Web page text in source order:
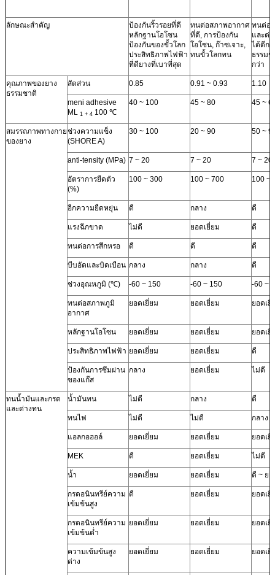
ลักษณะสำคัญ
ป้องกันริ้วรอยที่ดี
หลักฐานโอโซน
ป้องกันของขั้วโลก
ประสิทธิภาพไฟฟ้า
ที่ดียางที่เบาที่สุด
ทนต่อสภาพอากาศ
ที่ดี, การป้องกัน
โอโซน, ก๊าซเจาะ,
ทนขั้วโลกทน
ทนต่อ
และต่
ได้ดีกว่
ธรรม
กว่า
คุณภาพของยาง
ธรรมชาติ
สัดส่วน 0.85 0.91 ~ 0.93 1.10
meni adhesive
ML 1 + 4 100 ℃
40 ~ 100 45 ~ 80 45 ~
สมรรถภาพทางกาย
ของยาง
ช่วงความแข็ง
(SHORE A)
30 ~ 100 20 ~ 90 50 ~
anti-tensity (MPa) 7 ~ 20 7 ~ 20 7 ~ 20
อัตราการยืดตัว
(%)
100 ~ 300 100 ~ 700 100 ~
อีกความยืดหยุ่น ดี กลาง ดี
แรงฉีกขาด ไม่ดี ยอดเยี่ยม ดี
ทนต่อการสึกหรอ ดี ดี ดี
บีบอัดและบิดเบือน กลาง กลาง ดี
ช่วงอุณหภูมิ (℃) -60 ~ 150 -60 ~ 150 -60 ~
ทนต่อสภาพภูมิ
อากาศ
ยอดเยี่ยม ยอดเยี่ยม ยอดเยี่
หลักฐานโอโซน ยอดเยี่ยม ยอดเยี่ยม ยอดเยี่
ประสิทธิภาพไฟฟ้า ยอดเยี่ยม ยอดเยี่ยม ดี
ป้องกันการซึมผ่าน
ของแก๊ส
กลาง ยอดเยี่ยม ไม่ดี
ทนน้ำมันและกรด
และด่างทน
น้ำมันทน ไม่ดี กลาง ดี
ทนไฟ ไม่ดี ไม่ดี กลาง
แอลกอฮอล์ ยอดเยี่ยม ยอดเยี่ยม ยอดเยี่
MEK ดี ยอดเยี่ยม ไม่ดี
น้ำ ยอดเยี่ยม ยอดเยี่ยม ดี ~ ยอ
กรดอนินทรีย์ความ
เข้มข้นสูง
ดี ยอดเยี่ยม ยอดเยี่
กรดอนินทรีย์ความ
เข้มข้นต่ำ
ยอดเยี่ยม ยอดเยี่ยม ยอดเยี่
ความเข้มข้นสูง
ด่าง
ยอดเยี่ยม ยอดเยี่ยม ยอดเยี่